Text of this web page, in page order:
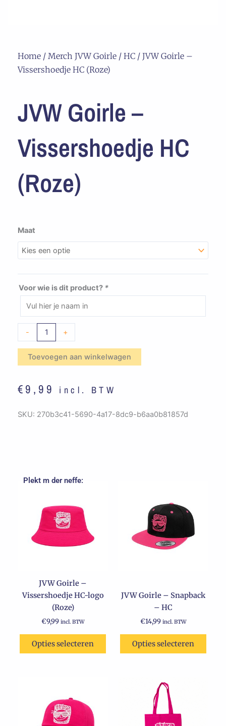
Home / Merch JVW Goirle / HC / JVW Goirle –
Vissershoedje HC (Roze)
JVW Goirle –
Vissershoedje HC
(Roze)
Maat
Voor wie is dit product? *
-
JVW
Goirle
HC
(Roze)
aantal
+
Toevoegen aan winkelwagen
€9,99 incl. BTW
SKU: 270b3c41-5690-4a17-8dc9-b6aa0b81857d
Plekt m der neffe:
JVW Goirle –
Vissershoedje HC-logo
(Roze)
€9,99 incl. BTW
Opties selecteren
heeft
meerdere
variaties.
Deze
gekozen
worden
op
de
JVW Goirle – Snapback
– HC
€14,99 incl. BTW
Opties selecteren
heeft
meerdere